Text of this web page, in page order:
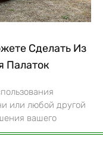
Сделать Из
Палаток
или любой другой
вашего